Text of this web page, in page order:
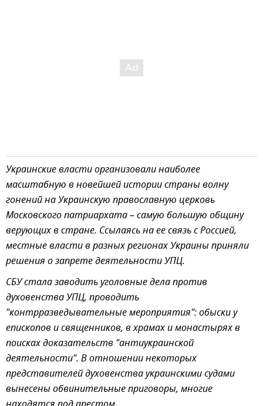
Украинские власти организовали наиболее
масштабную в новейшей истории страны волну
гонений на Украинскую православную церковь
Московского патриархата – самую большую общину
верующих в стране. Ссылаясь на ее связь с Россией,
местные власти в разных регионах Украины приняли
решения о запрете деятельности УПЦ.
СБУ стала заводить уголовные дела против
духовенства УПЦ, проводить
"контрразведывательные мероприятия": обыски у
епископов и священников, в храмах и монастырях в
поисках доказательств "антиукраинской
деятельности". В отношении некоторых
представителей духовенства украинскими судами
вынесены обвинительные приговоры, многие